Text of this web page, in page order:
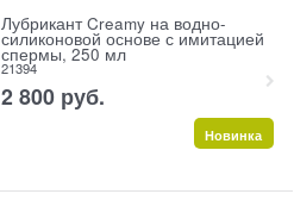
Лубрикант Creamy на водно-
силиконовой основе с имитацией
спермы, 250 мл
21394
2 800 руб.
Новинка